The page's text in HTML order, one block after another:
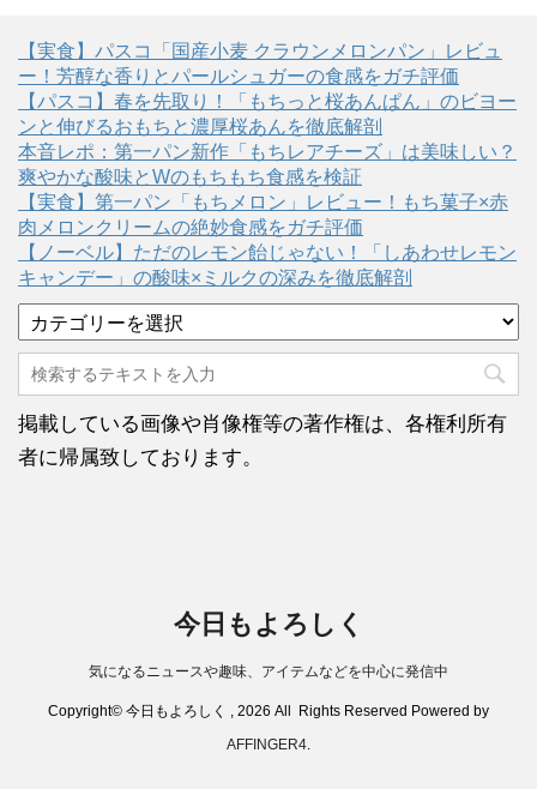
【実食】パスコ「国産小麦 クラウンメロンパン」レビュ
ー！芳醇な香りとパールシュガーの食感をガチ評価
【パスコ】春を先取り！「もちっと桜あんぱん」のビヨー
ンと伸びるおもちと濃厚桜あんを徹底解剖
本音レポ：第一パン新作「もちレアチーズ」は美味しい？
爽やかな酸味とWのもちもち食感を検証
【実食】第一パン「もちメロン」レビュー！もち菓子×赤
肉メロンクリームの絶妙食感をガチ評価
【ノーベル】ただのレモン飴じゃない！「しあわせレモン
キャンデー」の酸味×ミルクの深みを徹底解剖
テ
ゴ
リ
ー
掲載している画像や肖像権等の著作権は、各権利所有
者に帰属致しております。
今日もよろしく
気になるニュースや趣味、アイテムなどを中心に発信中
Copyright© 今日もよろしく , 2026 All Rights Reserved Powered by
AFFINGER4